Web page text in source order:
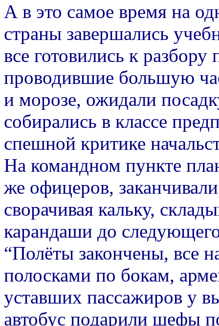
А в это самое время на
страны завершались
все готовились к
проводившие большую
и морозе, ожидали
собирались в классе
спешной критике
На командном пункте
же офицеров,
сворачивая кальку,
карандаши до
“Полёты закончены, все
полосками по бокам,
уставших пассажиров у
автобус подарили шефы